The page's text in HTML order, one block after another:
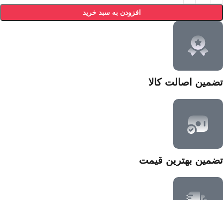
افزودن به سبد خرید
تضمین اصالت کالا
تضمین بهترین قیمت